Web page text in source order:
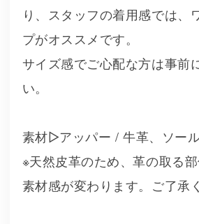
り、スタッフの着用感では、
プがオススメです。
サイズ感でご心配な方は事前
い。
素材▷アッパー / 牛革、ソー
※天然皮革のため、革の取る
素材感が変わります。ご了承